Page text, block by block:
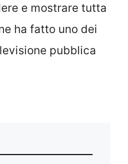
e mostrare tutta
ha fatto uno dei
pubblica